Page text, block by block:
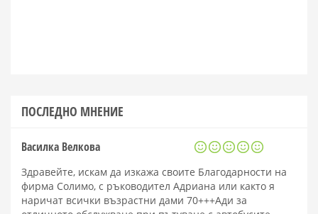
ПОСЛЕДНО МНЕНИЕ
Василка Велкова
Здравейте, искам да изкажа своите Благодарности на
фирма Солимо, с ръководител Адриана или както я
наричат всички възрастни дами 70+++Ади за